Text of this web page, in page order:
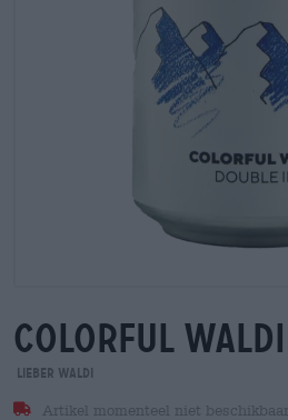
colorful waldi
Lieber Waldi
Artikel momenteel niet beschikbaar